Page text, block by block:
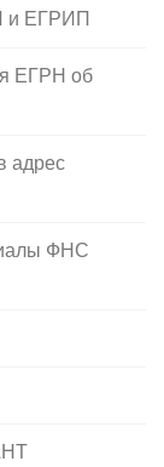
и ЕГРИП
ЕГРН об
адрес
ФНС